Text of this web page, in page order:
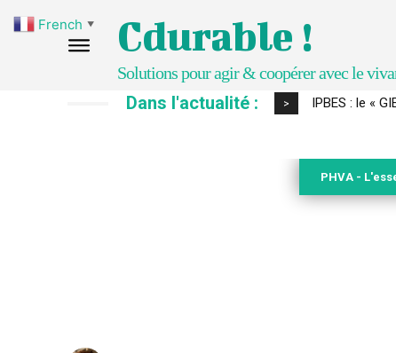
Cdurable !
Solutions pour agir & coopérer avec le
Dans l'actualité : > Comment le
PHVA -
French ▼